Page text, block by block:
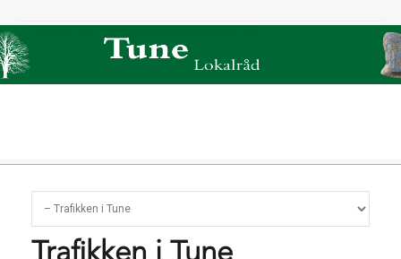
Om os
Sidste nyt
Film om Tune